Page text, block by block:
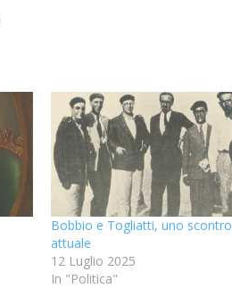
Bobbio e Togliatti, uno scontro
attuale
12 Luglio 2025
In "Politica"